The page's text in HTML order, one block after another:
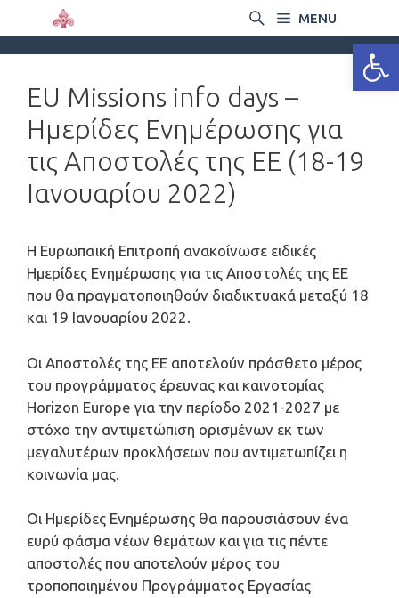
MENU
EU Missions info days –
Ημερίδες Ενημέρωσης για
τις Αποστολές της ΕΕ (18-19
Ιανουαρίου 2022)
Η Ευρωπαϊκή Επιτροπή ανακοίνωσε ειδικές
Ημερίδες Ενημέρωσης για τις Αποστολές της ΕΕ
που θα πραγματοποιηθούν διαδικτυακά μεταξύ 18
και 19 Ιανουαρίου 2022.
Οι Αποστολές της ΕΕ αποτελούν πρόσθετο μέρος
του προγράμματος έρευνας και καινοτομίας
Horizon Europe για την περίοδο 2021-2027 με
στόχο την αντιμετώπιση ορισμένων εκ των
μεγαλυτέρων προκλήσεων που αντιμετωπίζει η
κοινωνία μας.
Οι Ημερίδες Ενημέρωσης θα παρουσιάσουν ένα
ευρύ φάσμα νέων θεμάτων και για τις πέντε
αποστολές που αποτελούν μέρος του
τροποποιημένου Προγράμματος Εργασίας